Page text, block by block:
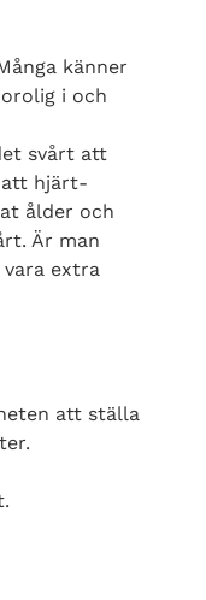
känner
i och
svårt att
att hjärt-
ålder och
Är man
extra
att ställa